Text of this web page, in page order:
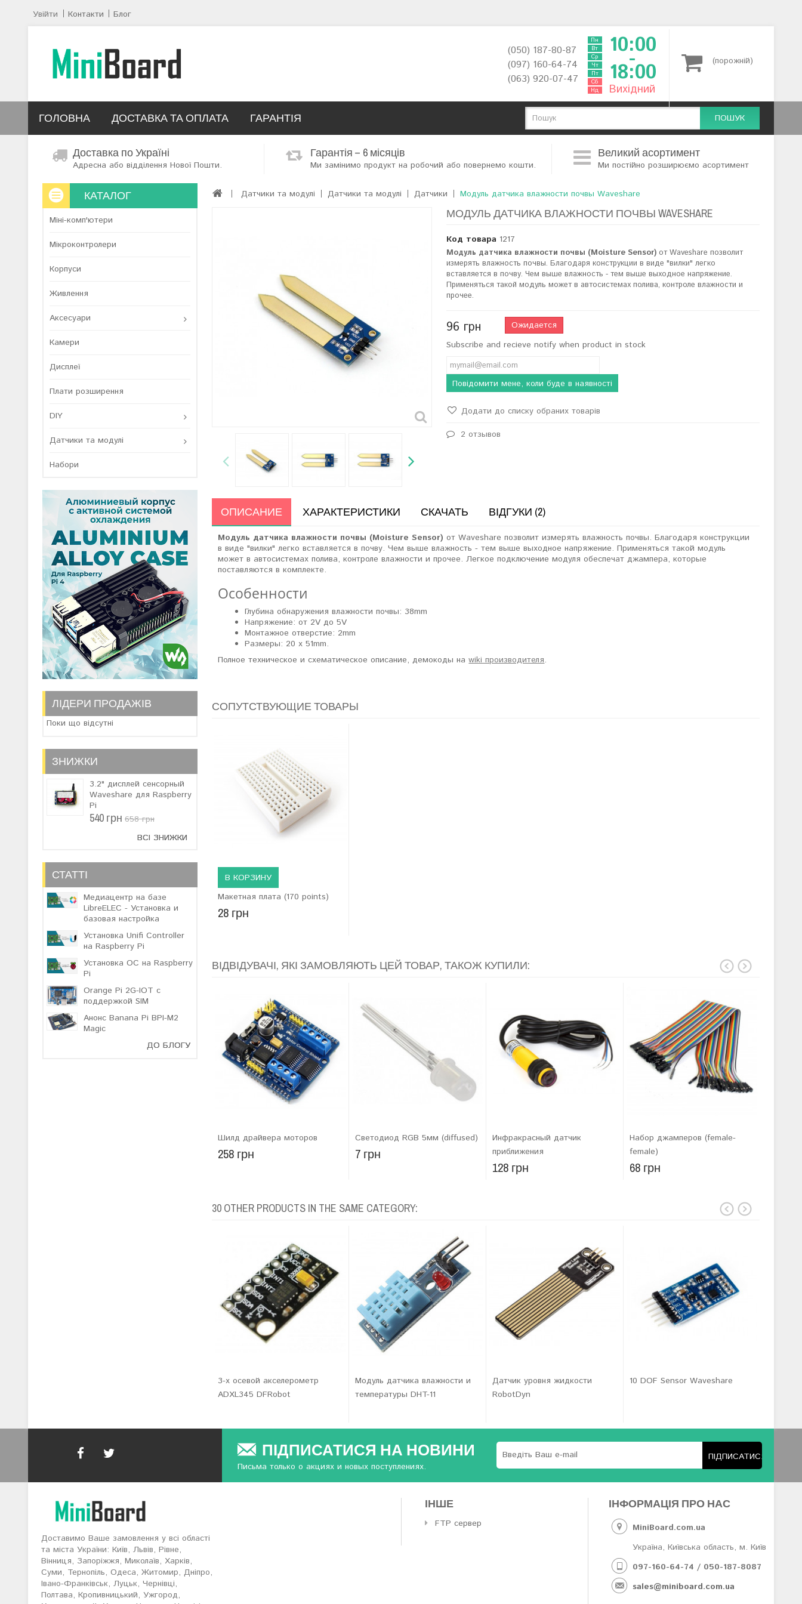
Увійти Контакти Блог
ПОШУК
(порожній)
ГОЛОВНА ДОСТАВКА ТА ОПЛАТА ГАРАНТІЯ
(050) 187-80-87
(097) 160-64-74
(063) 920-07-47
Пн
Вт
Ср
Чт
Пт
Сб
Нд
10:00
-
18:00
Вихідний
Доставка по Україні
Адресна або відділення Нової Пошти.
Гарантія – 6 місяців
Ми замінимо продукт на робочий або повернемо кошти.
Великий асортимент
Ми постійно розширюємо асортимент
КАТАЛОГ
Міні-комп'ютери
Мікроконтролери
Корпуси
Живлення
Аксесуари
Камери
Дисплеї
Плати розширення
DIY
Датчики та модулі
Набори
ЛІДЕРИ ПРОДАЖІВ
Поки що відсутні
ЗНИЖКИ
3.2" дисплей сенсорный
Waveshare для Raspberry
Pi
540 грн 658 грн
ВСІ ЗНИЖКИ
СТАТТІ
Медиацентр на базе
LibreELEC - Установка и
базовая настройка
Установка Unifi Controller
на Raspberry Pi
Установка ОС на Raspberry
Pi
Orange Pi 2G-IOT с
поддержкой SIM
Анонс Banana Pi BPI-M2
Magic
ДО БЛОГУ
Датчики та модулі Датчики та модулі Датчики Модуль датчика влажности почвы Waveshare
МОДУЛЬ ДАТЧИКА ВЛАЖНОСТИ ПОЧВЫ WAVESHARE
Код товара 1217
Модуль датчика влажности почвы (Moisture Sensor)от Waveshare позволит
измерять влажность почвы. Благодаря конструкции в виде "вилки" легко
вставляется в почву. Чем выше влажность - тем выше выходное напряжение.
Применяться такой модуль может в автосистемах полива, контроле влажности и
прочее.
96 грн
Ожидается
Subscribe and recieve notify when product in stock
Повідомити мене, коли буде в наявності
Додати до списку обраних товарів
2 отзывов
ОПИСАНИЕ ХАРАКТЕРИСТИКИ СКАЧАТЬ ВІДГУКИ (2)
Модуль датчика влажности почвы (Moisture Sensor) от Waveshare позволит измерять влажность почвы. Благодаря конструкции
в виде "вилки" легко вставляется в почву. Чем выше влажность - тем выше выходное напряжение. Применяться такой модуль
может в автосистемах полива, контроле влажности и прочее. Легкое подключение модуля обеспечат джампера, которые
поставляются в комплекте.
Особенности
Глубина обнаружения влажности почвы: 38mm
Напряжение: от 2V до 5V
Монтажное отверстие: 2mm
Размеры: 20 х 51mm.
Полное техническое и схематическое описание, демокоды наwiki производителя.
СОПУТСТВУЮЩИЕ ТОВАРЫ
Макетная плата (170 points)
28 грн
В КОРЗИНУ
ВІДВІДУВАЧІ, ЯКІ ЗАМОВЛЯЮТЬ ЦЕЙ ТОВАР, ТАКОЖ КУПИЛИ:
Шилд драйвера моторов
258 грн
Светодиод RGB 5мм (diffused)
7 грн
Инфракрасный датчик
приближения
128 грн
Набор джамперов (female-
female)
68 грн
30 OTHER PRODUCTS IN THE SAME CATEGORY:
3-х осевой акселерометр
ADXL345 DFRobot
Модуль датчика влажности и
температуры DHT-11
Датчик уровня жидкости
RobotDyn
10 DOF Sensor Waveshare
ПІДПИСАТИСЯ НА НОВИНИ
Письма только о акциях и новых поступлениях.
ПІДПИСАТИСЯ
ІНФОРМАЦІЯ ПРО НАС
MiniBoard.com.ua
Україна, Київська область, м. Київ
097-160-64-74 / 050-187-8087
sales@miniboard.com.ua
ІНШЕ
FTP сервер
Доставимо Ваше замовлення у всі області
та міста України: Київ, Львів, Рівне,
Вінниця, Запоріжжя, Миколаїв, Харків,
Суми, Тернопіль, Одеса, Житомир, Дніпро,
Івано-Франківськ, Луцьк, Чернівці,
Полтава, Кропивницький, Ужгород,